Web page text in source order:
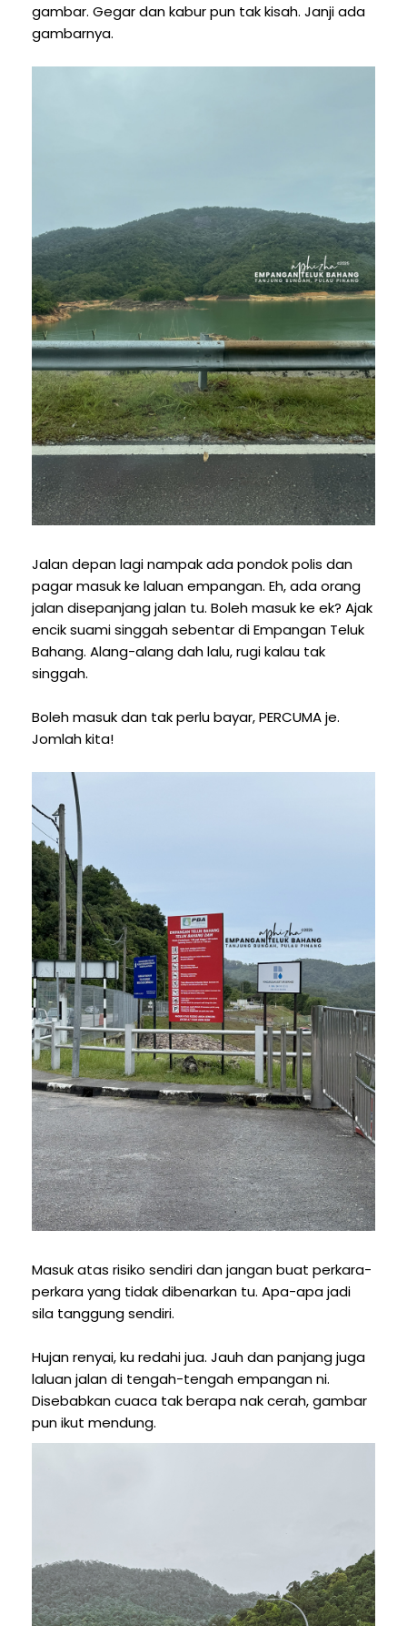
gambar. Gegar dan kabur pun tak kisah. Janji ada
gambarnya.
Jalan depan lagi nampak ada pondok polis dan
pagar masuk ke laluan empangan. Eh, ada orang
jalan disepanjang jalan tu. Boleh masuk ke ek? Ajak
encik suami singgah sebentar di Empangan Teluk
Bahang. Alang-alang dah lalu, rugi kalau tak
singgah.
Boleh masuk dan tak perlu bayar, PERCUMA je.
Jomlah kita!
Masuk atas risiko sendiri dan jangan buat perkara-
perkara yang tidak dibenarkan tu. Apa-apa jadi
sila tanggung sendiri.
Hujan renyai, ku redahi jua. Jauh dan panjang juga
laluan jalan di tengah-tengah empangan ni.
Disebabkan cuaca tak berapa nak cerah, gambar
pun ikut mendung.